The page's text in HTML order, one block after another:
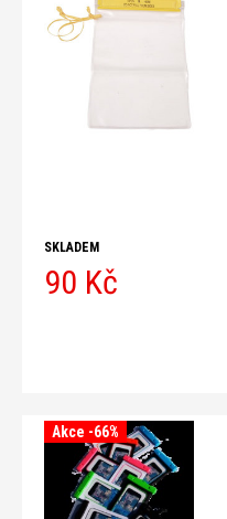
SKLADEM
90 Kč
Akce -66%